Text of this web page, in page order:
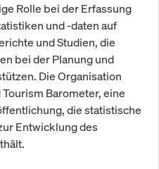
Rolle bei der Erfassung
und -daten auf
und Studien, die
bei der Planung und
Die Organisation
Barometer, eine
die statistische
Entwicklung des